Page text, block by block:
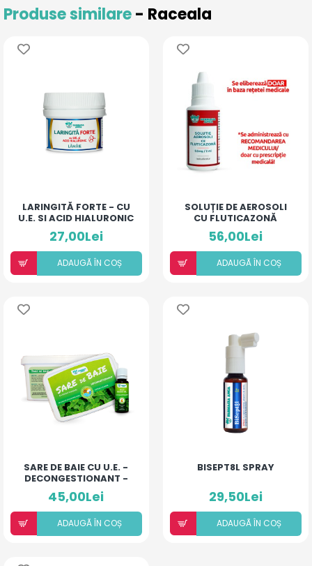
Produse similare- Raceala
LARINGITĂ FORTE - CU
U.E. SI ACID HIALURONIC
(LĂMÂIE)
27,00Lei
ADAUGÃ ÎN COȘ
SOLUȚIE DE AEROSOLI
CU FLUTICAZONĂ
(20ML)
56,00Lei
ADAUGÃ ÎN COȘ
SARE DE BAIE CU U.E. -
DECONGESTIONANT -
500MG
45,00Lei
ADAUGÃ ÎN COȘ
BISEPT8L SPRAY
29,50Lei
ADAUGÃ ÎN COȘ